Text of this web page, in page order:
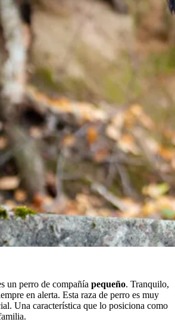
un perro de compañía pequeño. Tranquilo,
en alerta. Esta raza de perro es muy
Una característica que lo posiciona como